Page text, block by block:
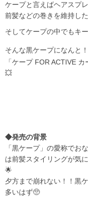
ケープと言えばヘアスプ
前髪などの巻きを維持し
そしてケープの中でもキ
そんな黒ケープになんと！
「ケープ FOR ACTIVE
💥
◆発売の背景
「黒ケープ」の愛称でお
は前髪スタイリングが気
🌟
夕方まで崩れない！！黒
多いはず🥺